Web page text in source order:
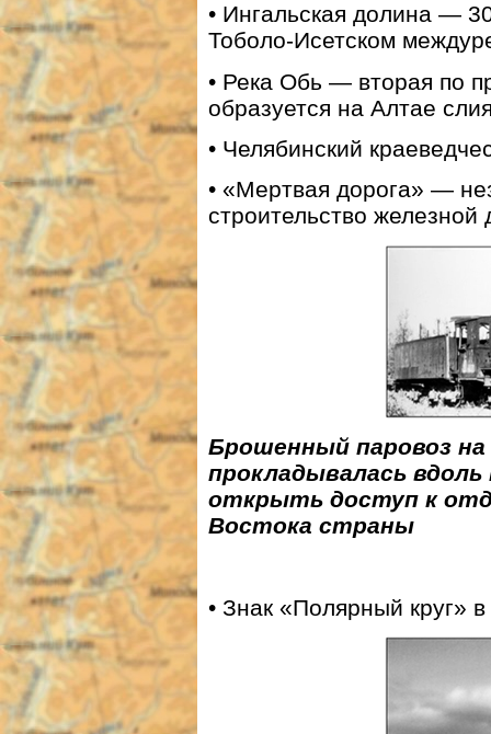
• Ингальская долина —
Тоболо-Исетском
• Река Обь — вторая по
образуется на Алтае
• Челябинский
• «Мертвая дорога» —
строительство
Брошенный паровоз
прокладывалась
открыть доступ к
Востока страны
• Знак «Полярный круг»